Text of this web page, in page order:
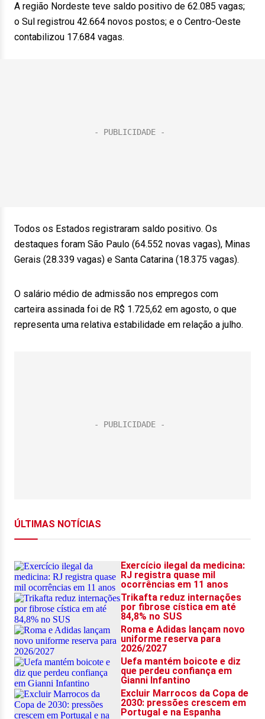
A região Nordeste teve saldo positivo de 62.085 vagas;
o Sul registrou 42.664 novos postos; e o Centro-Oeste
contabilizou 17.684 vagas.
Todos os Estados registraram saldo positivo. Os
destaques foram São Paulo (64.552 novas vagas), Minas
Gerais (28.339 vagas) e Santa Catarina (18.375 vagas).
O salário médio de admissão nos empregos com
carteira assinada foi de R$ 1.725,62 em agosto, o que
representa uma relativa estabilidade em relação a julho.